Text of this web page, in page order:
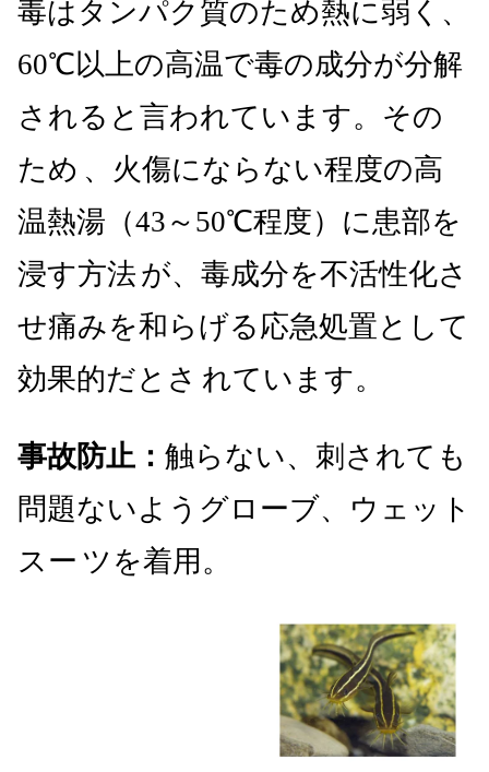
毒はタンパク質のため熱に弱く、
60℃以上の高温で毒の成分が分解
されると言われています。その
ため 、火傷にならない程度の高
温熱湯（43～50℃程度）に患部を
浸す方法 が、毒成分を不活性化さ
せ痛みを和らげる応急処置として
効果的だとさ れています。
事故防止： 触らない、刺されても
問題ないようグローブ、ウェット
スー ツを着用。